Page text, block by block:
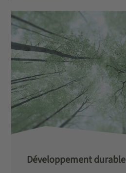
Développement durable